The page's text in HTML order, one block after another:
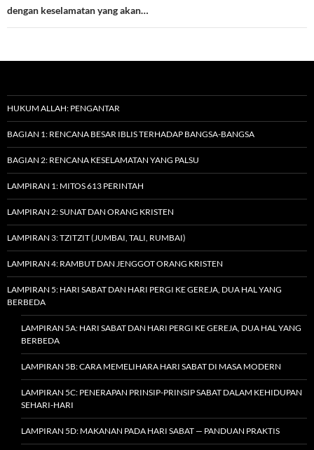
dengan keselamatan yang akan…
HUKUM ALLAH: PENGANTAR
BAGIAN 1: RENCANA BESAR IBLIS TERHADAP BANGSA-BANGSA
BAGIAN 2: RENCANA KESELAMATAN YANG PALSU
LAMPIRAN 1: MITOS 613 PERINTAH
LAMPIRAN 2: SUNAT DAN ORANG KRISTEN
LAMPIRAN 3: TZITZIT (JUMBAI, TALI, RUMBAI)
LAMPIRAN 4: RAMBUT DAN JENGGOT ORANG KRISTEN
LAMPIRAN 5: HARI SABAT DAN HARI PERGI KE GEREJA, DUA HAL YANG
BERBEDA
LAMPIRAN 5A: HARI SABAT DAN HARI PERGI KE GEREJA, DUA HAL YANG
BERBEDA
LAMPIRAN 5B: CARA MEMELIHARA HARI SABAT DI MASA MODERN
LAMPIRAN 5C: PENERAPAN PRINSIP-PRINSIP SABAT DALAM KEHIDUPAN
SEHARI-HARI
LAMPIRAN 5D: MAKANAN PADA HARI SABAT — PANDUAN PRAKTIS